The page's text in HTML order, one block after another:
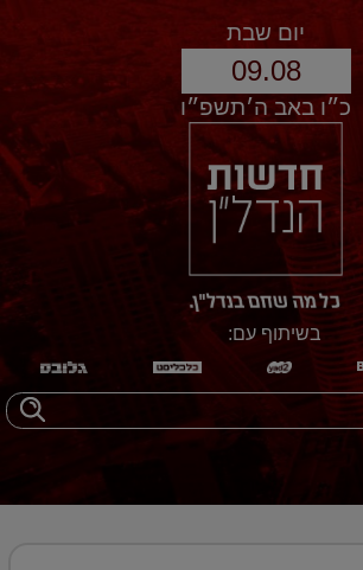
יום שבת
09.08
כ״ו באב ה׳תשפ״ו
בשיתוף עם: